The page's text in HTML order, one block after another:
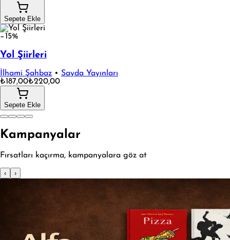
Sepete Ekle
−15%
Yol Şiirleri
İlhami Şahbaz • Sayda Yayınları
₺187,00₺220,00
Sepete Ekle
Kampanyalar
Fırsatları kaçırma, kampanyalara göz at
‹ ›